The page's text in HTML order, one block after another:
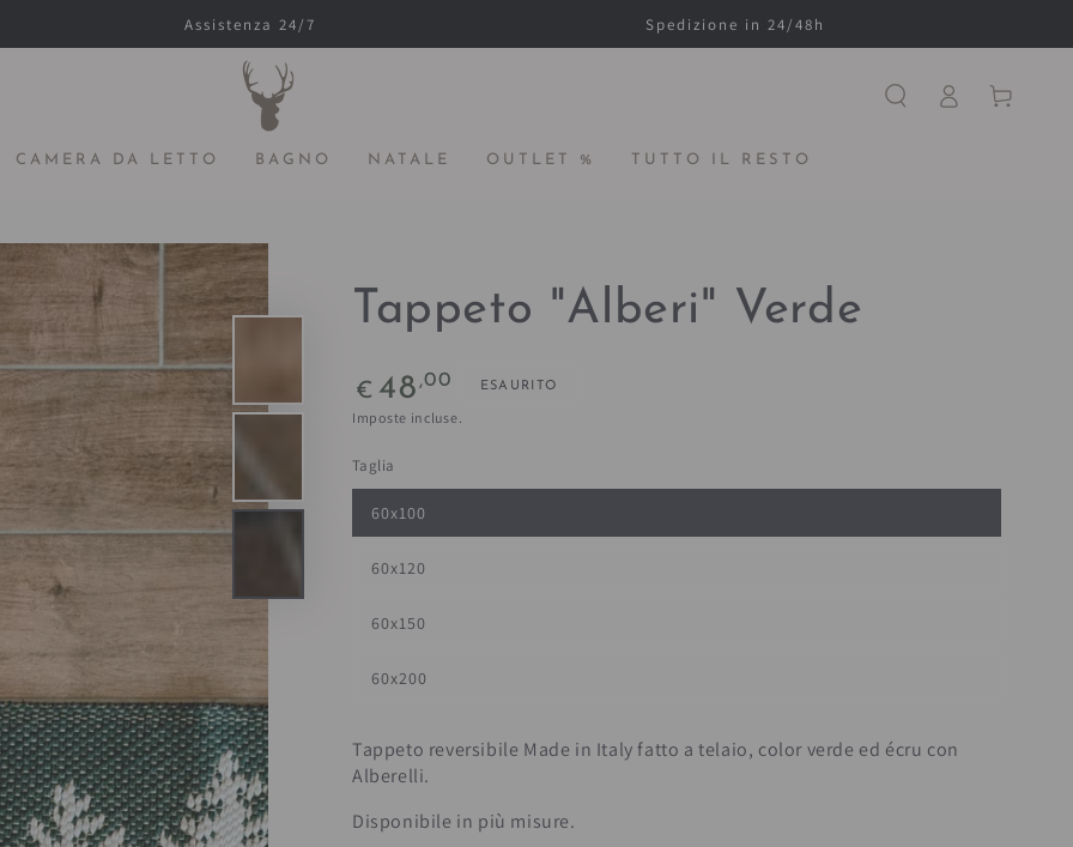
Assistenza 24/7 Spedizione in 24/48h
CAMERA DA LETTO BAGNO NATALE OUTLET % TUTTO IL RESTO
Accesso Carello
Tappeto "Alberi" Verde
Prezzo
regolare
€ 48 ,00 ESAURITO
Imposte incluse.
Taglia
60x100
60x120
60x150
60x200
Tappeto reversibile Made in Italy fatto a telaio, color verde ed écru con
Alberelli.
Disponibile in più misure.